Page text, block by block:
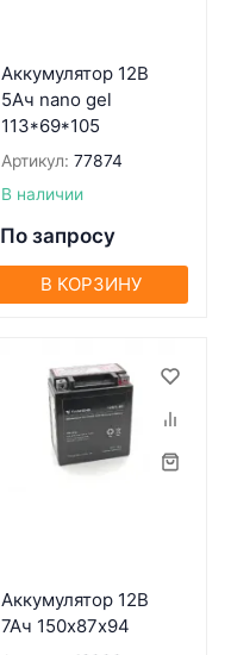
Аккумулятор 12В
5Ач nano gel
113*69*105
Артикул: 77874
В наличии
По запросу
В КОРЗИНУ
Аккумулятор 12В
7Ач 150х87х94